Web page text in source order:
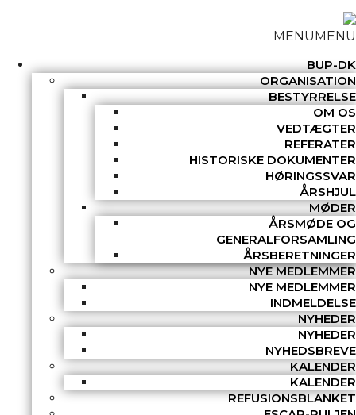
MENUMENU
BUP-DK
ORGANISATION
BESTYRRELSE
OM OS
VEDTÆGTER
REFERATER
HISTORISKE DOKUMENTER
HØRINGSSVAR
ÅRSHJUL
MØDER
ÅRSMØDE OG
GENERALFORSAMLING
ÅRSBERETNINGER
NYE MEDLEMMER
NYE MEDLEMMER
INDMELDELSE
NYHEDER
NYHEDER
NYHEDSBREVE
KALENDER
KALENDER
REFUSIONSBLANKET